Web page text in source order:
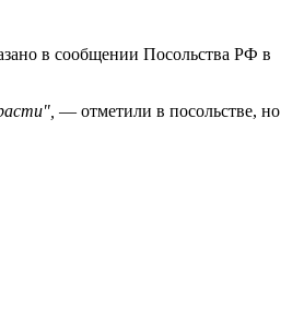
в сообщении Посольства РФ в
— отметили в посольстве, но